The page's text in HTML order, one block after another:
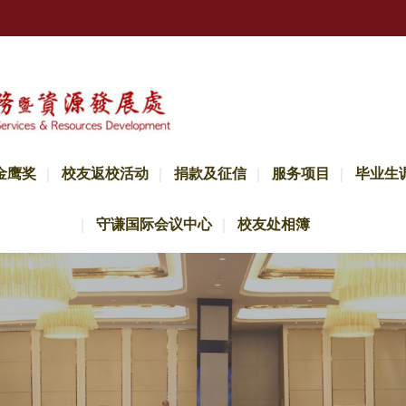
鹰奖 校友返校活动 捐款及征信 服务项目 毕业生
守谦国际会议中心 校友处相簿